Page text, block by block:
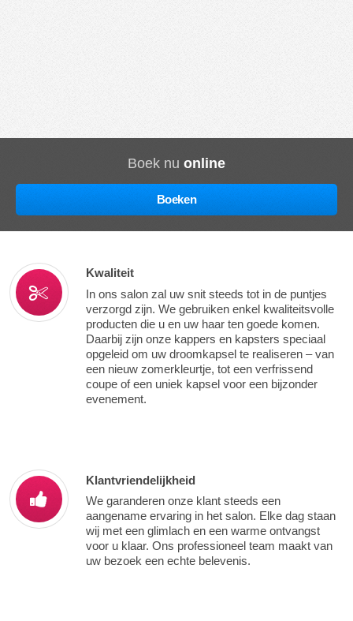
Boek nu online
Boeken
Kwaliteit
In ons salon zal uw snit steeds tot in de puntjes
verzorgd zijn. We gebruiken enkel kwaliteitsvolle
producten die u en uw haar ten goede komen.
Daarbij zijn onze kappers en kapsters speciaal
opgeleid om uw droomkapsel te realiseren – van
een nieuw zomerkleurtje, tot een verfrissend
coupe of een uniek kapsel voor een bijzonder
evenement.
Klantvriendelijkheid
We garanderen onze klant steeds een
aangename ervaring in het salon. Elke dag staan
wij met een glimlach en een warme ontvangst
voor u klaar. Ons professioneel team maakt van
uw bezoek een echte belevenis.